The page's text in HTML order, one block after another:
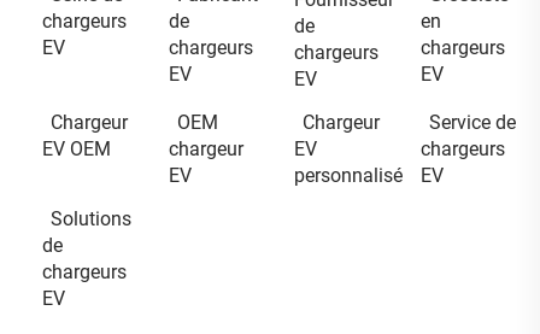
chargeurs
EV
de
chargeurs
EV
de
chargeurs
EV
en
chargeurs
EV
Chargeur
EV OEM
OEM
chargeur
EV
Chargeur
EV
personnalisé
Service de
chargeurs
EV
Solutions
de
chargeurs
EV